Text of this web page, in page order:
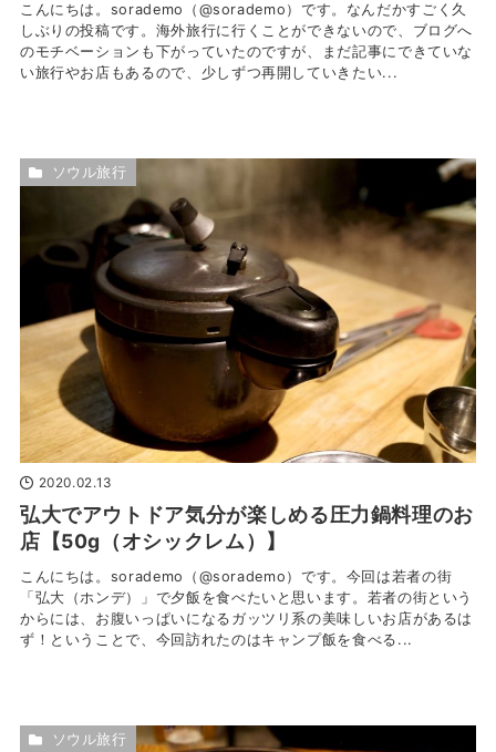
こんにちは。sorademo（@sorademo）です。なんだかすごく久
しぶりの投稿です。海外旅行に行くことができないので、ブログへ
のモチベーションも下がっていたのですが、まだ記事にできていな
い旅行やお店もあるので、少しずつ再開していきたい...
2020.02.13
弘大でアウトドア気分が楽しめる圧力鍋料理のお
店【50g（オシックレム）】
こんにちは。sorademo（@sorademo）です。今回は若者の街
「弘大（ホンデ）」で夕飯を食べたいと思います。若者の街という
からには、お腹いっぱいになるガッツリ系の美味しいお店があるは
ず！ということで、今回訪れたのはキャンプ飯を食べる...
ソウル旅行
ソウル旅行